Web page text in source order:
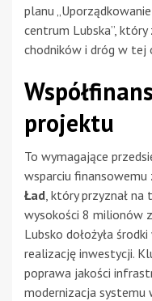
planu
centrum Lubska”,
chodników i dróg w tej
projektu
To wymagające
wsparciu finansowemu
Ład , który przyznał
wysokości 8 milionów
Lubsko dołożyła
realizację inwestycji.
poprawa jakości
modernizacja systemu